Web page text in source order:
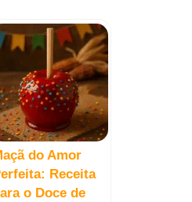
do Amor
Receita
o Doce de